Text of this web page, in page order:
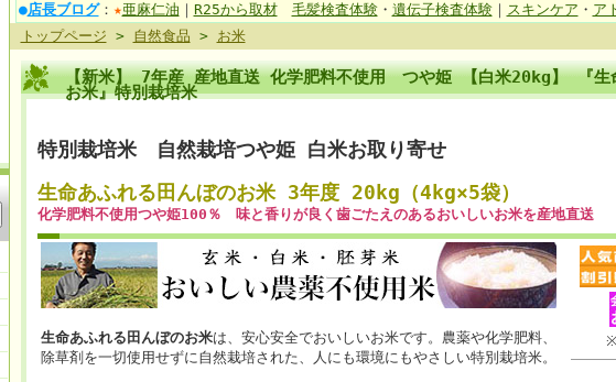
●店長ブログ： ★亜麻仁油 ｜ R25から取材 毛髪検査体験・ 遺伝子検査体験｜ スキンケア ・ ア
トップページ > 自然食品 > お米
【新米】 7年産 産地直送 化学肥料不使用 つや姫 【白米20kg】 『生
お米』特別栽培米
特別栽培米 自然栽培つや姫 白米お取り寄せ
生命あふれる田んぼのお米 3年度 20kg（4kg×5袋）
化学肥料不使用つや姫100％ 味と香りが良く歯ごたえのあるおいしいお米を産地直送
生命あふれる田んぼのお米は、安心安全でおいしいお米です。農薬や化学肥料、
除草剤を一切使用せずに自然栽培された、人にも環境にもやさしい特別栽培米。
※